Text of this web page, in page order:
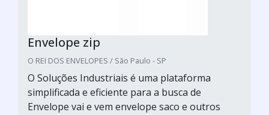
Envelope zip
O REI DOS ENVELOPES / São Paulo - SP
O Soluções Industriais é uma plataforma
simplificada e eficiente para a busca de
Envelope vai e vem envelope saco e outros